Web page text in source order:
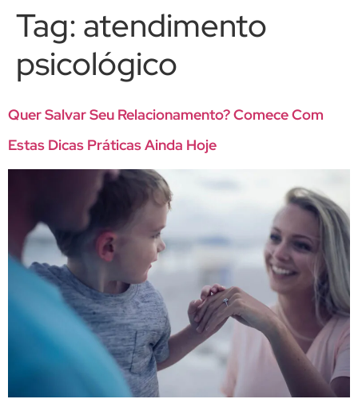
Tag: atendimento
psicológico
Quer Salvar Seu Relacionamento? Comece Com
Estas Dicas Práticas Ainda Hoje